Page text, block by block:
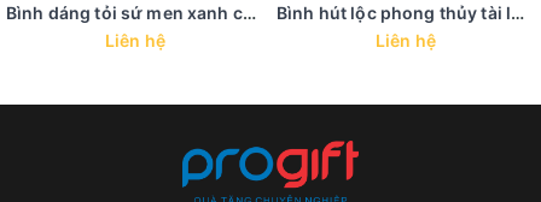
Bình dáng tỏi sứ men xanh coban - BHL 39
Liên hệ
Bình hút lộc phong thủy tài lộc trưng bày in họa tiết vàng kim - BHL 38
Liên hệ